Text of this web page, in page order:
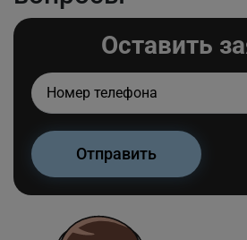
Оставить